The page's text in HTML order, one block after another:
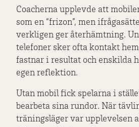
Coacherna upplevde att
som en “frizon”, men
verkligen ger återhämtning.
telefoner sker ofta kontakt
fastnar i resultat och enskilda
egen reflektion.
Utan mobil fick spelarna i
bearbeta sina rundor. När
träningsläger var upplevelsen